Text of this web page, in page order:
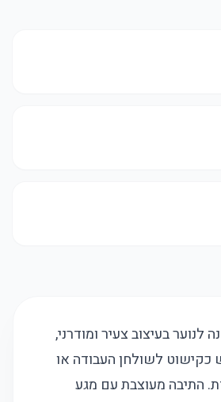
לנוער בעיצוב צעיר ומודרני,
לשולחן העבודה או
התיבה מעוצבת עם מגע